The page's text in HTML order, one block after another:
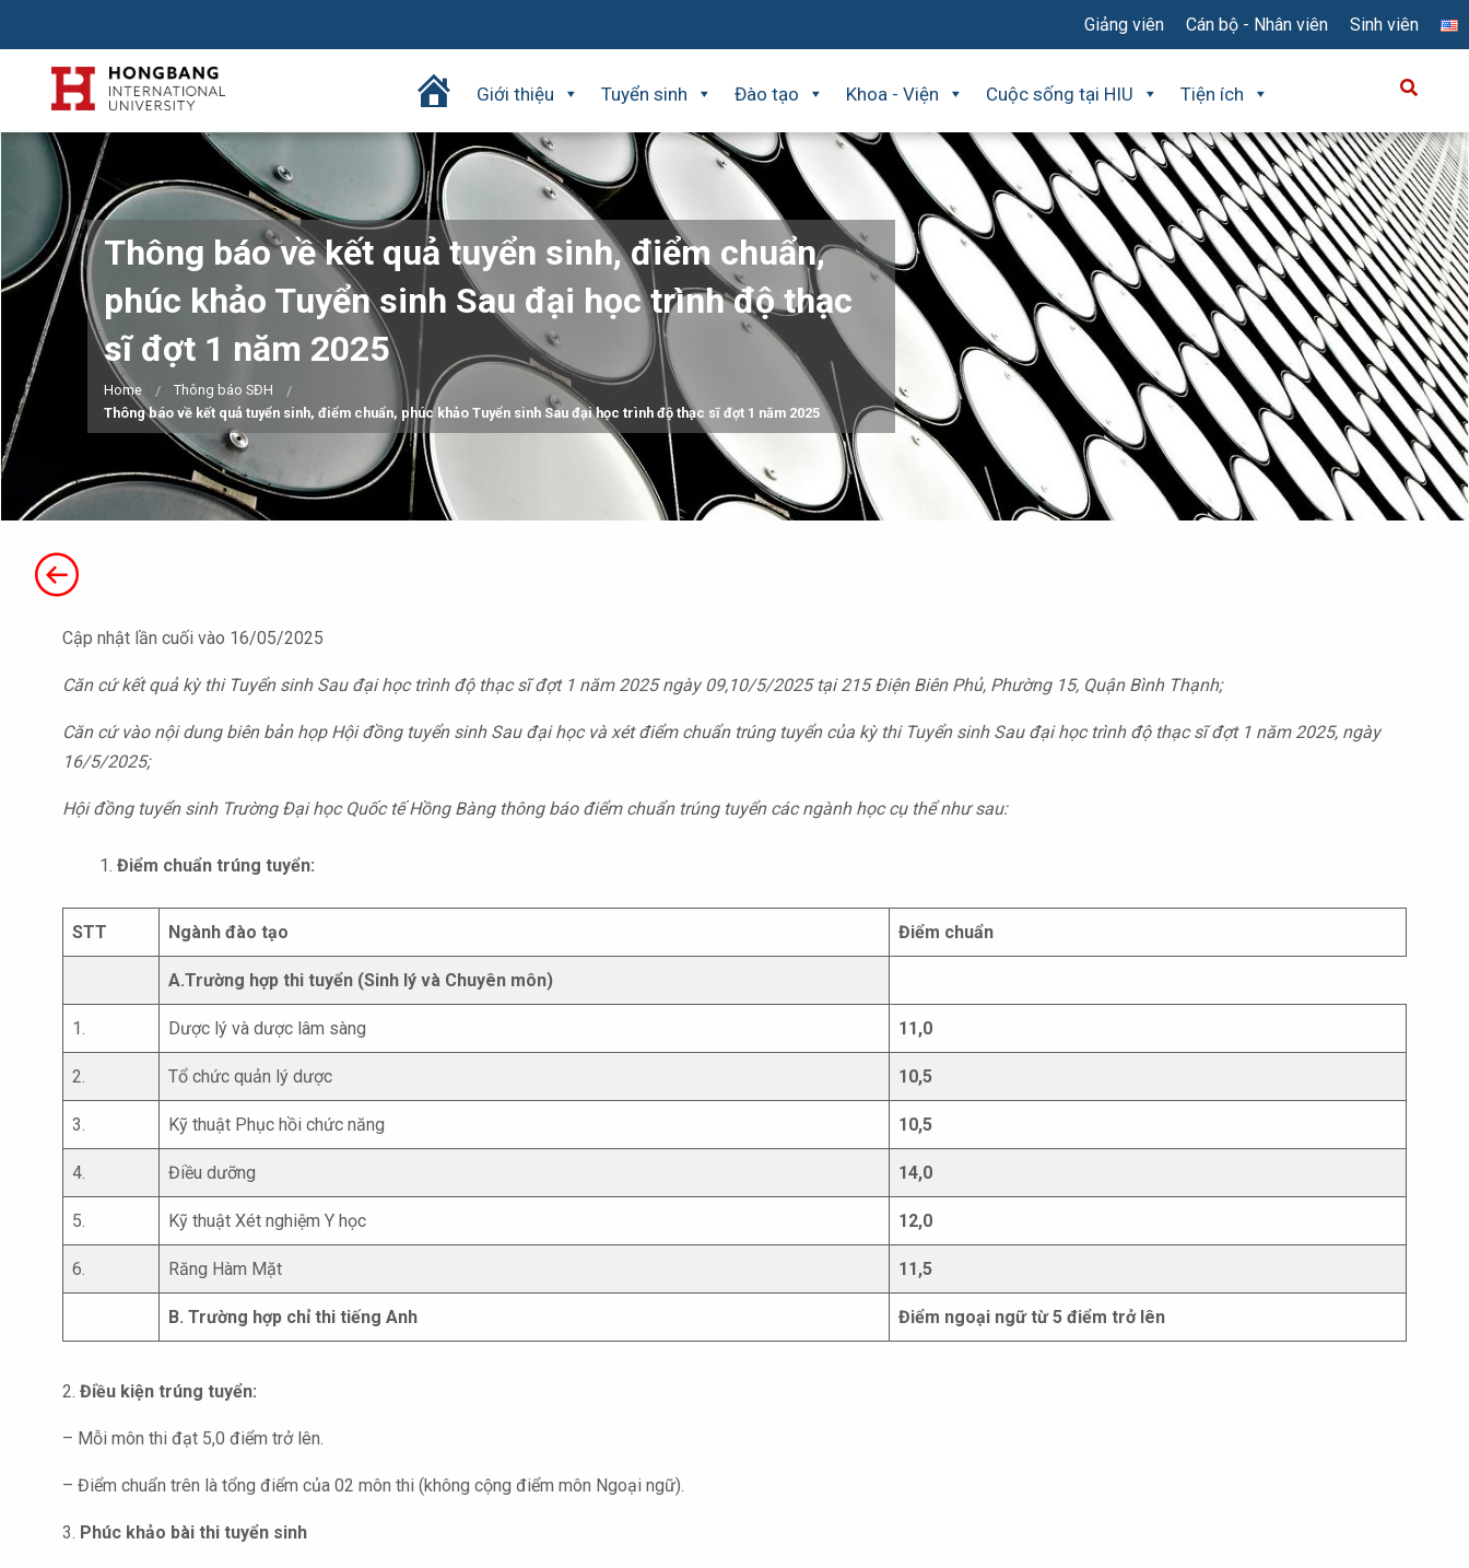
Giảng viên Cán bộ - Nhân viên Sinh viên
a
n
h
ủ
Giới thiệu Tuyển sinh Đào tạo Khoa - Viện Cuộc sống tại HIU Tiện ích
Thông báo về kết quả tuyển sinh, điểm chuẩn,
phúc khảo Tuyển sinh Sau đại học trình độ thạc
sĩ đợt 1 năm 2025
Home
Thông báo SĐH
Thông báo về kết quả tuyển sinh, điểm chuẩn, phúc khảo Tuyển sinh Sau đại học trình độ thạc sĩ đợt 1 năm 2025
Cập nhật lần cuối vào 16/05/2025
Căn cứ kết quả kỳ thi Tuyển sinh Sau đại học trình độ thạc sĩđợt 1 năm 2025 ngày 09,10/5/2025 tại 215 Điện Biên Phủ, Phường 15, Quận Bình Thạnh;
Căn cứ vào nội dung biên bản họp Hội đồng tuyển sinh Sau đại học và xét điểm chuẩn trúng tuyển của kỳ thi Tuyển sinh Sau đại họctrình độ thạc sĩđợt 1 năm 2025, ngày
16/5/2025;
Hội đồng tuyển sinh Trường Đại học Quốc tế Hồng Bàng thông báo điểm chuẩn trúng tuyển các ngành học cụ thể như sau:
Điểm chuẩn trúng tuyển:
STT Ngành đào tạo Điểm chuẩn
A.Trường hợp thi tuyển (Sinh lý và Chuyên môn)
1. Dược lý và dược lâm sàng 11,0
2. Tổ chức quản lý dược 10,5
3. Kỹ thuật Phục hồi chức năng 10,5
4. Điều dưỡng 14,0
5. Kỹ thuật Xét nghiệm Y học 12,0
6. Răng Hàm Mặt 11,5
B. Trường hợp chỉ thi tiếng Anh Điểm ngoại ngữ từ 5 điểm trở lên
2. Điều kiện trúng tuyển:
– Mỗi môn thi đạt 5,0 điểm trở lên.
– Điểm chuẩn trên là tổng điểm của 02 môn thi (không cộng điểm môn Ngoại ngữ).
3. Phúc khảo bài thi tuyển sinh